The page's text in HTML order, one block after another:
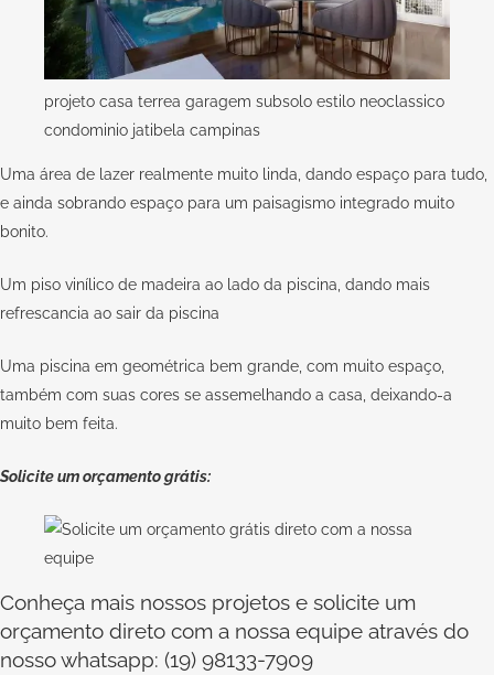
projeto casa terrea garagem subsolo estilo neoclassico
condominio jatibela campinas
Uma área de lazer realmente muito linda, dando espaço para tudo,
e ainda sobrando espaço para um paisagismo integrado muito
bonito.
Um piso vinílico de madeira ao lado da piscina, dando mais
refrescancia ao sair da piscina
Uma piscina em geométrica bem grande, com muito espaço,
também com suas cores se assemelhando a casa, deixando-a
muito bem feita.
Solicite um orçamento grátis:
Conheça mais nossos projetos e solicite um
orçamento direto com a nossa equipe através do
nosso whatsapp: (19) 98133-7909